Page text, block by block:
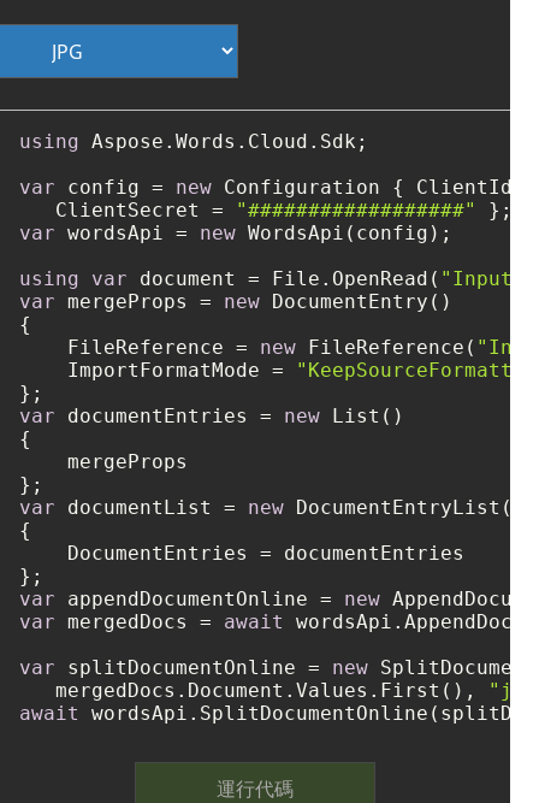
using Aspose.Words.Cloud.Sdk;
var config = new Configuration { ClientId
   ClientSecret =
"##################"
var wordsApi = new WordsApi(config);
using
var document = File.OpenRead(
var mergeProps = new DocumentEntry()
{
    FileReference =
new FileReference(
    ImportFormatMode =
var documentEntries = new List()
{
    mergeProps
var documentList = new DocumentEntryList()
{
    DocumentEntries = documentEntries
var appendDocumentOnline = new
var mergedDocs = await
var splitDocumentOnline = new
   mergedDocs.Document.Values.First(),
await
運行代碼